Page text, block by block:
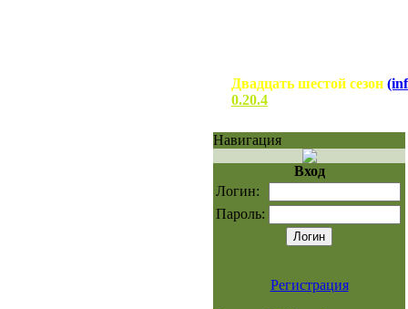
Двадцать шестой сезон
0.20.4
Навигация
Вход
Логин:
Пароль:
Регистрация